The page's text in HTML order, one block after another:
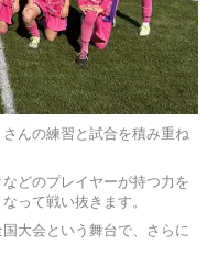
んの練習と試合を積み重ね
どのプレイヤーが持つ力を
って戦い抜きます。
大会という舞台で、さらに